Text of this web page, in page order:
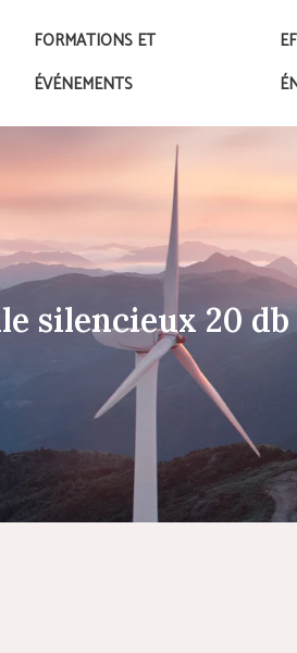
FORMATIONS ET
ÉVÉNEMENTS
silencieux 20